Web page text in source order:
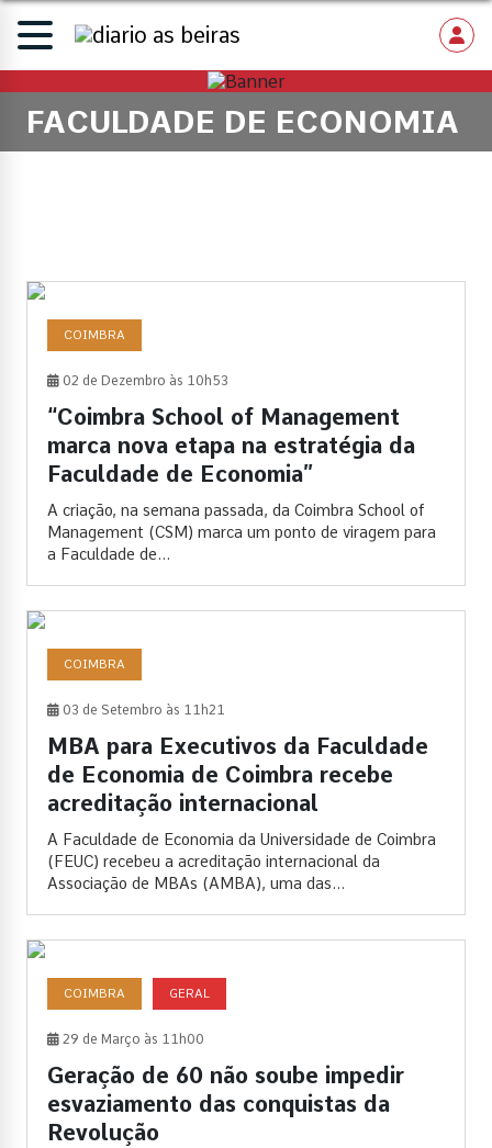
FACULDADE DE ECONOMIA
COIMBRA
02 de Dezembro às 10h53
“Coimbra School of Management
marca nova etapa na estratégia da
Faculdade de Economia”
A criação, na semana passada, da Coimbra School of
Management (CSM) marca um ponto de viragem para
a Faculdade de...
COIMBRA
03 de Setembro às 11h21
MBA para Executivos da Faculdade
de Economia de Coimbra recebe
acreditação internacional
A Faculdade de Economia da Universidade de Coimbra
(FEUC) recebeu a acreditação internacional da
Associação de MBAs (AMBA), uma das...
COIMBRA GERAL
29 de Março às 11h00
Geração de 60 não soube impedir
esvaziamento das conquistas da
Revolução